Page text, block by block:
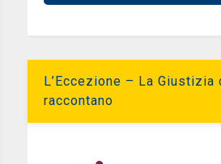
L’Eccezione – La Giustizia
raccontano